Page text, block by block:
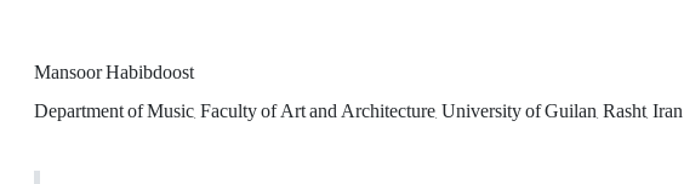
Mansoor Habibdoost
Department of Music, Faculty of Art and Architecture, University of Guilan, Rasht, Iran